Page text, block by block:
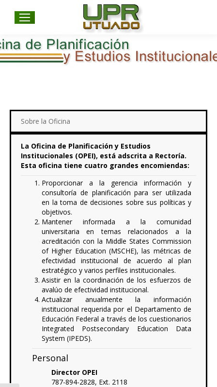
Sobre la Oficina
La Oficina de Planificación y Estudios
Institucionales (OPEI), está adscrita a Rectoría.
Esta oficina tiene cuatro grandes encomiendas:
Proporcionar a la gerencia información y
consultoría de planificación para ser utilizada
en la toma de decisiones sobre sus políticas y
objetivos.
Mantener informada a la comunidad
universitaria en temas relacionados a la
acreditación con la Middle States Commission
of Higher Education (MSCHE), las métricas de
efectividad institucional de acuerdo al plan
estratégico y varios perfiles institucionales.
Asistir en la coordinación de los esfuerzos de
avalúo de efectividad institucional.
Actualizar anualmente la información
institucional requerida por el Departamento de
Educación Federal a través de los cuestionarios
Integrated Postsecondary Education Data
System (IPEDS).
Personal
Director OPEI
787-894-2828, Ext. 2118